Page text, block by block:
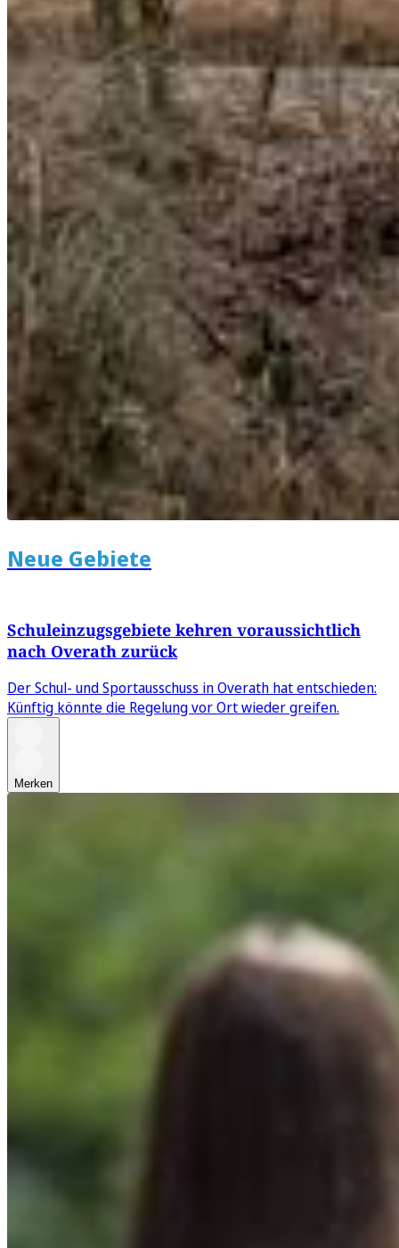
Neue Gebiete
Schuleinzugsgebiete kehren voraussichtlich
nach Overath zurück
Der Schul- und Sportausschuss in Overath hat entschieden:
Künftig könnte die Regelung vor Ort wieder greifen.
Merken